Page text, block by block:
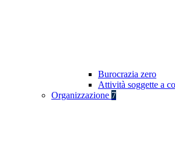
Burocrazia zero
Attività soggette a
Organizzazione 7